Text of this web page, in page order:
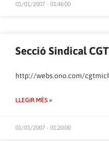
01/01/2007 - 01:46:00
Secció Sindical
http://webs.ono.com/
LLEGIR MÉS »
01/01/2007 - 01:20:00